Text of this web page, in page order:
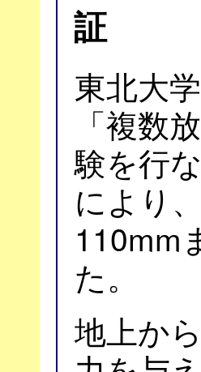
証
東北大
「複数
験を行
により
110mm
た。
地上か